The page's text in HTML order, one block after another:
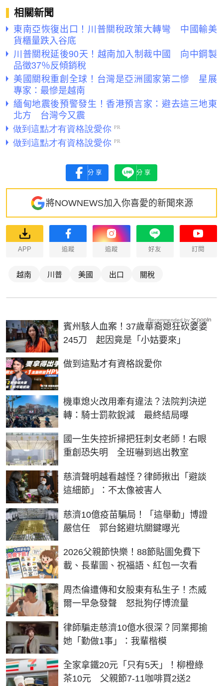
相關新聞
東南亞恢復出口！川普關稅政策大轉彎 中國輸美
貨櫃量跌入谷底
川普關稅延後90天！越南加入制裁中國 向中鋼製
品徵37％反傾銷稅
美國關稅重創全球！台灣是亞洲國家第二慘 星展
專家：最慘是越南
緬甸地震後預警發生！香港預言家：避去這三地東
北方 台灣今又震
分享 分享
將NOWNEWS加入你喜愛的新聞來源
APP 追蹤 追蹤 好友 訂閱
越南 川普 美國 出口 關稅
賓州駭人血案！37歲華裔媳狂砍婆婆
245刀 起因竟是「小姑要來」
做到這點才有資格說愛你
PR
機車熄火改用牽有違法？法院判決逆
轉：騎士罰款銳減 最終結局曝
國一生失控折掃把狂刺女老師！右眼
重創恐失明 全班嚇到逃出教室
慈濟聲明越看越怪？律師揪出「避談
這細節」：不太像被害人
慈濟10億疫苗騙局！「這舉動」博證
嚴信任 郭台銘避坑關鍵曝光
2026父親節快樂！88節貼圖免費下
載、長輩圖、祝福語、紅包一次看
周杰倫遭傳和女股東有私生子！杰威
爾一早急發聲 怒批狗仔博流量
律師騙走慈濟10億水很深？同業揶揄
她「勤做1事」：我輩楷模
全家拿鐵20元「只有5天」！柳橙綠
茶10元 父親節7-11咖啡買2送2
Recommended by